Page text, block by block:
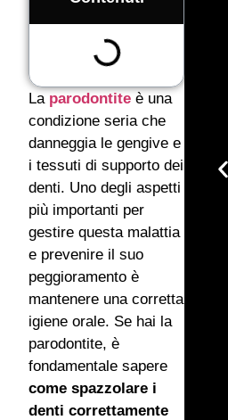
La parodontite è una
condizione seria che
danneggia le gengive e
i tessuti di supporto dei
denti. Uno degli aspetti
più importanti per
gestire questa malattia
e prevenire il suo
peggioramento è
mantenere una corretta
igiene orale. Se hai la
parodontite, è
fondamentale sapere
come spazzolare i
denti correttamente